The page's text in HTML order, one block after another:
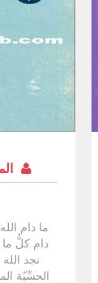
ما دام
دام كلُّ ما
نجد
الحسِّيّة